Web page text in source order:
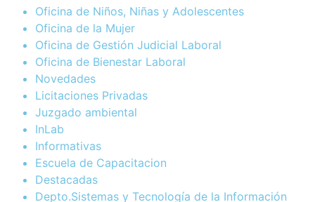
Oficina de Niños, Niñas y Adolescentes
Oficina de la Mujer
Oficina de Gestión Judicial Laboral
Oficina de Bienestar Laboral
Novedades
Licitaciones Privadas
Juzgado ambiental
InLab
Informativas
Escuela de Capacitacion
Destacadas
Depto.Sistemas y Tecnología de la Información